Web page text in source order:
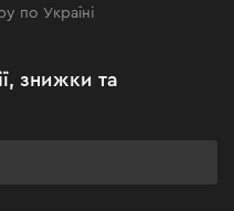
по Україні
знижки та